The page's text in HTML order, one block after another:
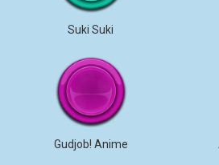
Suki Suki
Gudjob! Anime